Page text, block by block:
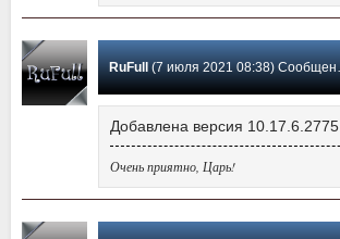
RuFull (7 июля 2021 08:38) Сообщение #247
Добавлена версия 10.17.6.2775
Очень приятно, Царь!